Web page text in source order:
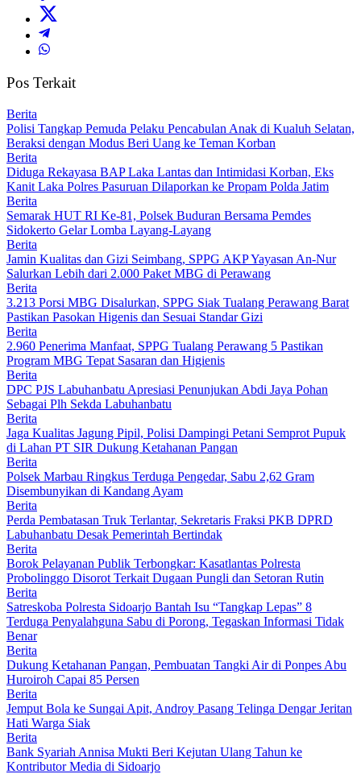
Pos Terkait
Berita
Polisi Tangkap Pemuda Pelaku Pencabulan Anak di Kualuh Selatan,
Beraksi dengan Modus Beri Uang ke Teman Korban
Berita
Diduga Rekayasa BAP Laka Lantas dan Intimidasi Korban, Eks
Kanit Laka Polres Pasuruan Dilaporkan ke Propam Polda Jatim
Berita
Semarak HUT RI Ke-81, Polsek Buduran Bersama Pemdes
Sidokerto Gelar Lomba Layang-Layang
Berita
Jamin Kualitas dan Gizi Seimbang, SPPG AKP Yayasan An-Nur
Salurkan Lebih dari 2.000 Paket MBG di Perawang
Berita
3.213 Porsi MBG Disalurkan, SPPG Siak Tualang Perawang Barat
Pastikan Pasokan Higenis dan Sesuai Standar Gizi
Berita
2.960 Penerima Manfaat, SPPG Tualang Perawang 5 Pastikan
Program MBG Tepat Sasaran dan Higienis
Berita
DPC PJS Labuhanbatu Apresiasi Penunjukan Abdi Jaya Pohan
Sebagai Plh Sekda Labuhanbatu
Berita
Jaga Kualitas Jagung Pipil, Polisi Dampingi Petani Semprot Pupuk
di Lahan PT SIR Dukung Ketahanan Pangan
Berita
Polsek Marbau Ringkus Terduga Pengedar, Sabu 2,62 Gram
Disembunyikan di Kandang Ayam
Berita
Perda Pembatasan Truk Terlantar, Sekretaris Fraksi PKB DPRD
Labuhanbatu Desak Pemerintah Bertindak
Berita
Borok Pelayanan Publik Terbongkar: Kasatlantas Polresta
Probolinggo Disorot Terkait Dugaan Pungli dan Setoran Rutin
Berita
Satreskoba Polresta Sidoarjo Bantah Isu “Tangkap Lepas” 8
Terduga Penyalahguna Sabu di Porong, Tegaskan Informasi Tidak
Benar
Berita
Dukung Ketahanan Pangan, Pembuatan Tangki Air di Ponpes Abu
Huroiroh Capai 85 Persen
Berita
Jemput Bola ke Sungai Apit, Androy Pasang Telinga Dengar Jeritan
Hati Warga Siak
Berita
Bank Syariah Annisa Mukti Beri Kejutan Ulang Tahun ke
Kontributor Media di Sidoarjo